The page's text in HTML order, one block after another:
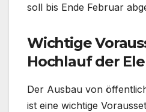
soll bis Ende Februar
Wichtige
Hochlauf der
Der Ausbau von
ist eine wichtige